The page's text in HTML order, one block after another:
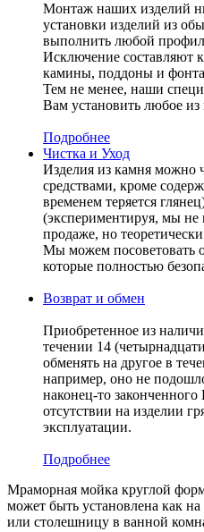
Монтаж наших изделий
установки изделий из
выполнить любой
Исключение составляют
камины, поддоны и
Тем не менее, наши
Вам установить любое
Подробнее
Чистка и Уход
Изделия из камня
средствами, кроме
временем теряется
(экспериментируя, мы
продаже, но
Мы можем посоветовать
которые полностью
Возврат и обмен
Приобретенное из
течении 14
обменять на другое в
например, оно не
наконец-то
отсутствии на изделии
эксплуатации.
Подробнее
Мраморная мойка круглой
может быть установлена как
или столешницу в ванной